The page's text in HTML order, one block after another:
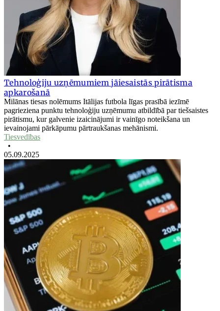
Tehnoloģiju uzņēmumiem jāiesaistās pirātisma
apkarošanā
Milānas tiesas nolēmums Itālijas futbola līgas prasībā iezīmē
pagrieziena punktu tehnoloģiju uzņēmumu atbildībā par tiešsaistes
pirātismu, kur galvenie izaicinājumi ir vainīgo noteikšana un
ievainojami pārkāpumu pārtraukšanas mehānismi.
Tiesvedības
•
05.09.2025